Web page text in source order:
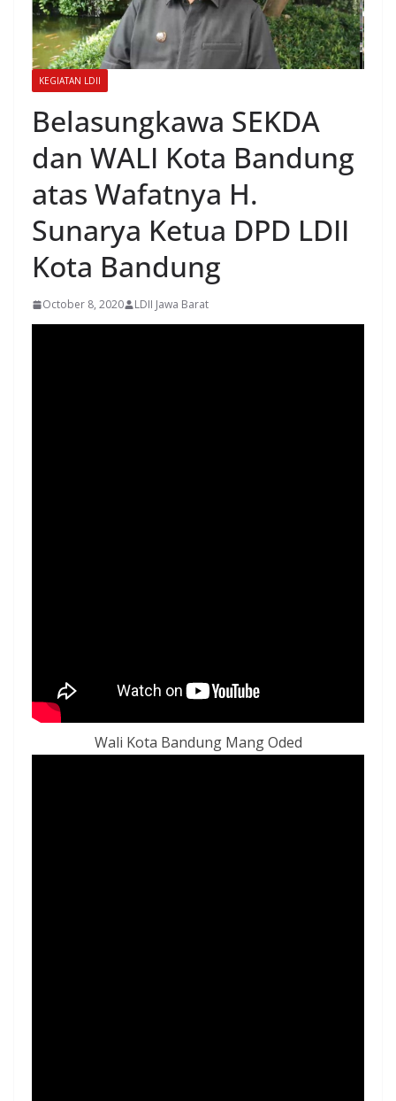
KEGIATAN LDII
Belasungkawa SEKDA
dan WALI Kota Bandung
atas Wafatnya H.
Sunarya Ketua DPD LDII
Kota Bandung
October 8, 2020 LDII Jawa Barat
Wali Kota Bandung Mang Oded